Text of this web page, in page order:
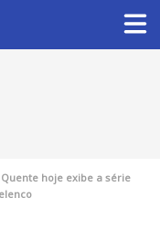
hoje exibe a série